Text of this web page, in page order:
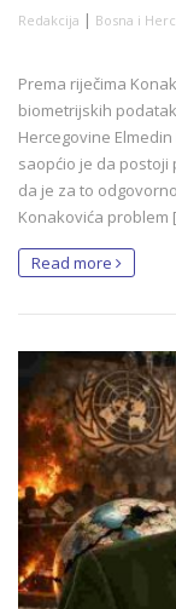
Redakcija | Bosna i
Prema riječima
biometrijskih
Hercegovine
saopćio je da postoji
da je za to
Konakovića problem
Read more